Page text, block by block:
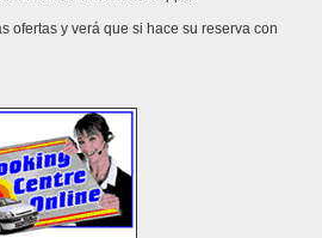
ofertas y verá que si hace su reserva con